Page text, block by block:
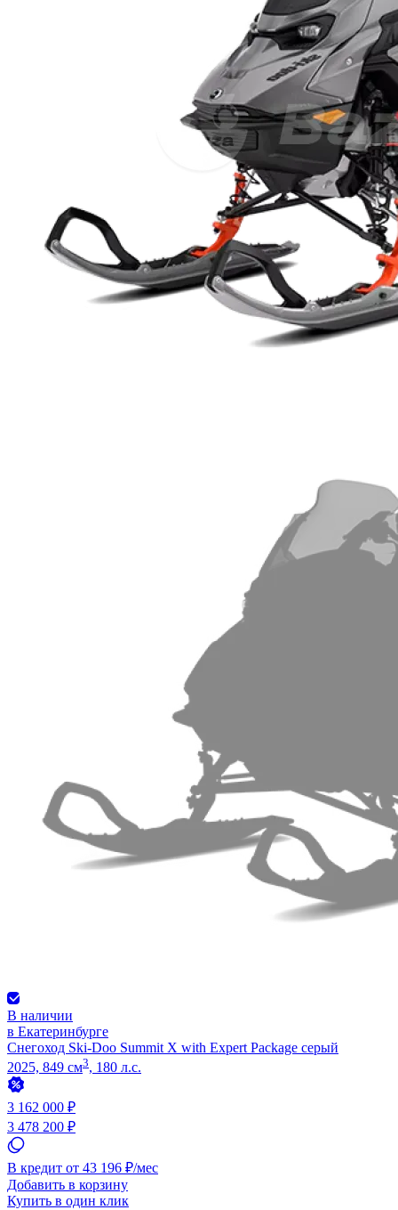
В наличии
в Екатеринбурге
Снегоход Ski-Doo Summit X with Expert Package серый
2025, 849 см3, 180 л.с.
3 162 000 ₽
3 478 200 ₽
В кредит от 43 196 ₽/мес
Добавить в корзину
Купить в один клик